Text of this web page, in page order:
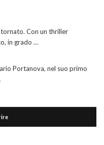
Con un thriller
in grado …
Portanova, nel suo primo